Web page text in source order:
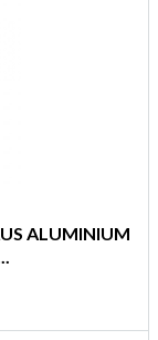
ALUMINIUM